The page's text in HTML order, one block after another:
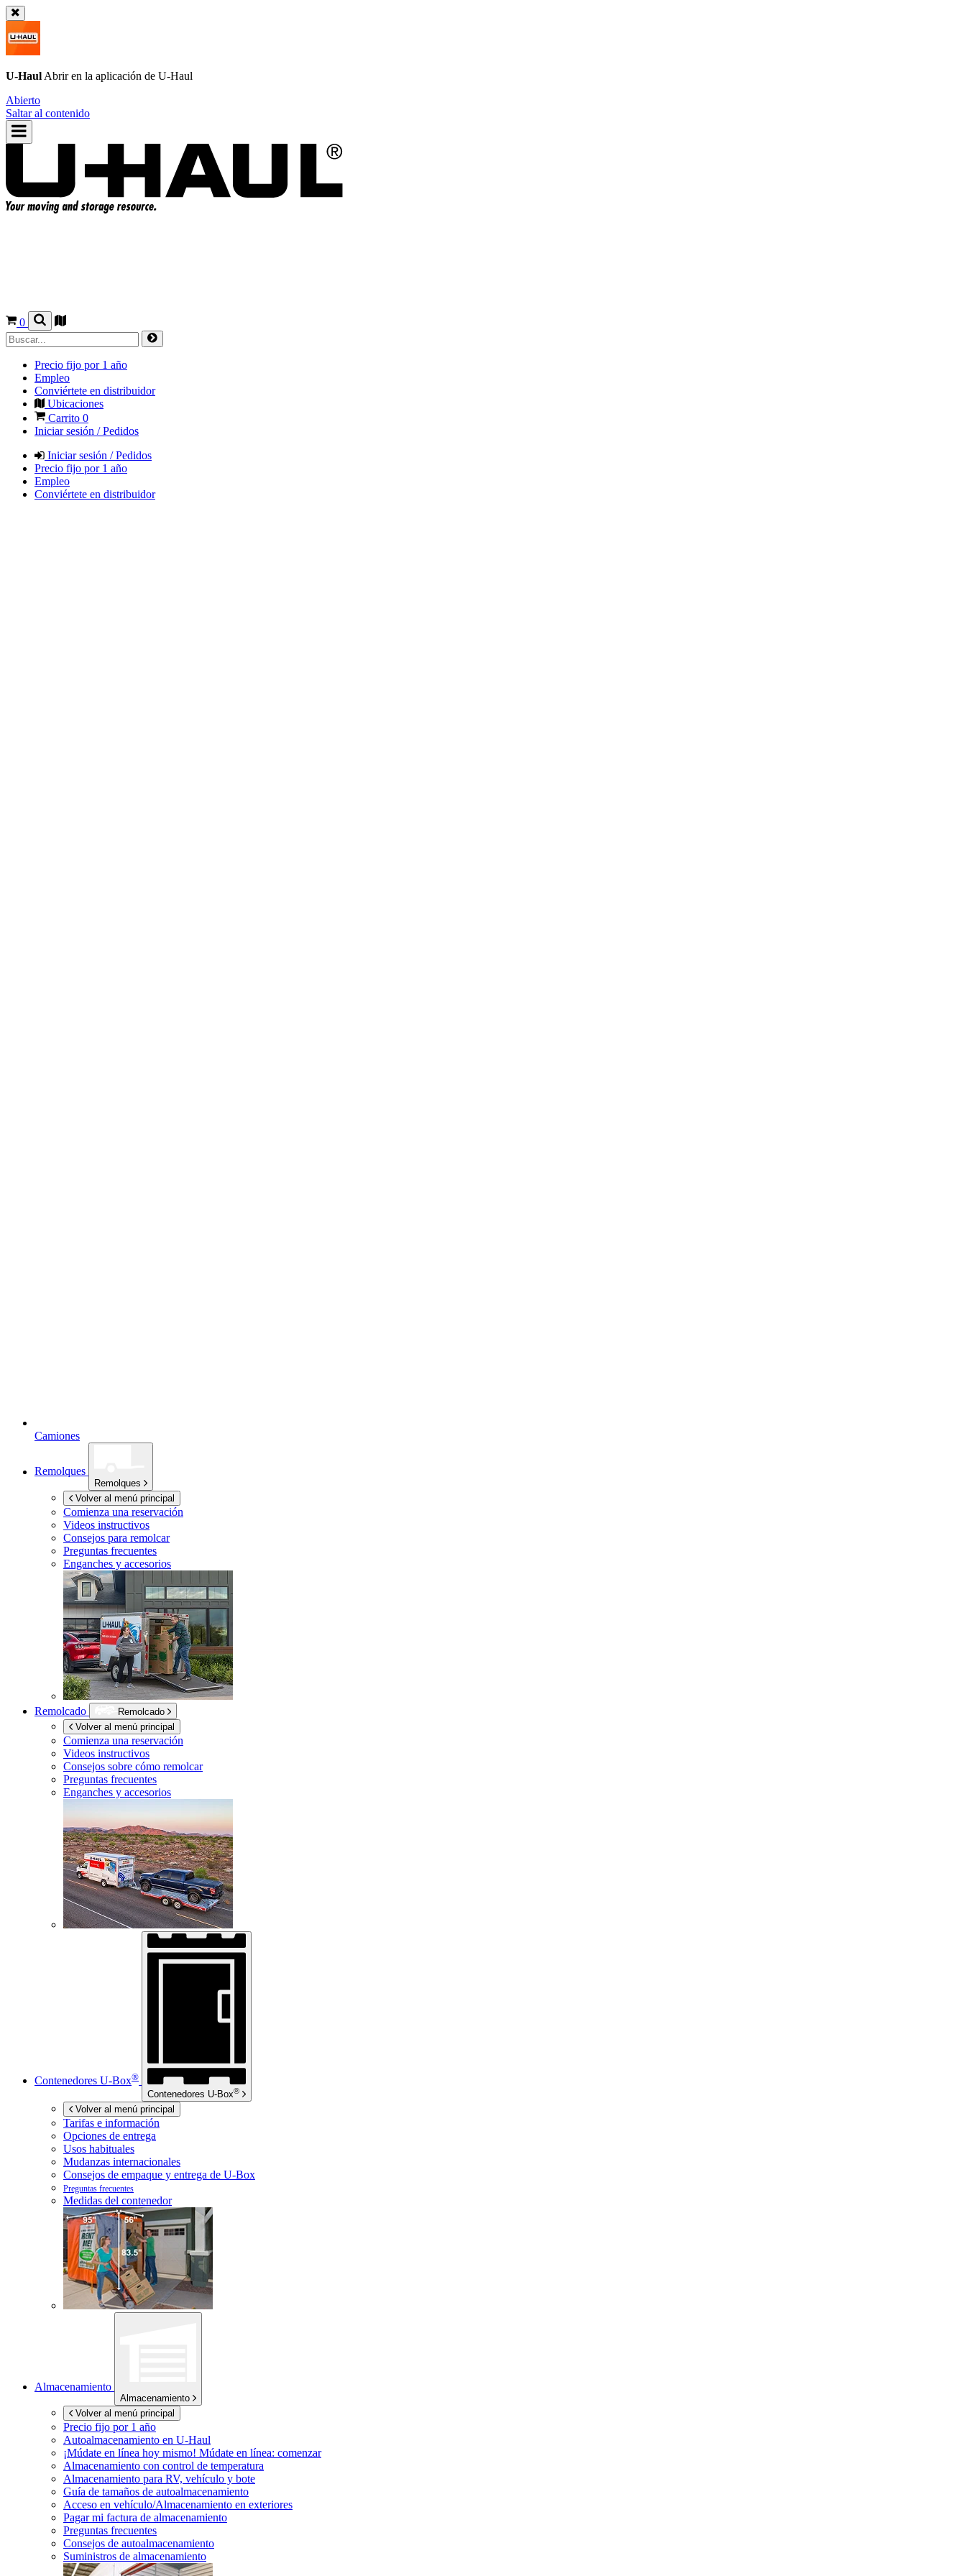
U-Haul Abrir en la aplicación de U-Haul
Abierto
Saltar al contenido
0
Precio fijo por 1 año
Empleo
Conviértete en distribuidor
Ubicaciones
Carrito 0
Iniciar sesión / Pedidos
Iniciar sesión / Pedidos
Precio fijo por 1 año
Empleo
Conviértete en distribuidor
Camiones
Remolques
Remolques
Volver al menú principal
Comienza una reservación
Videos instructivos
Consejos para remolcar
Preguntas frecuentes
Enganches y accesorios
Remolcado
Remolcado
Volver al menú principal
Comienza una reservación
Videos instructivos
Consejos sobre cómo remolcar
Preguntas frecuentes
Enganches y accesorios
Contenedores U-Box®
Contenedores U-Box®
Volver al menú principal
Tarifas e información
Opciones de entrega
Usos habituales
Mudanzas internacionales
Consejos de empaque y entrega de U-Box
Preguntas frecuentes
Medidas del contenedor
Almacenamiento
Almacenamiento
Volver al menú principal
Precio fijo por 1 año
Autoalmacenamiento en U-Haul
¡Múdate en línea hoy mismo! Múdate en línea: comenzar
Almacenamiento con control de temperatura
Almacenamiento para RV, vehículo y bote
Guía de tamaños de autoalmacenamiento
Acceso en vehículo/Almacenamiento en exteriores
Pagar mi factura de almacenamiento
Preguntas frecuentes
Consejos de autoalmacenamiento
Suministros de almacenamiento